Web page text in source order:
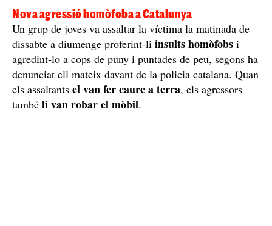
Nova agressió homòfoba a Catalunya
Un grup de joves va assaltar la víctima la matinada de
dissabte a diumenge proferint-li insults homòfobs i
agredint-lo a cops de puny i puntades de peu, segons ha
denunciat ell mateix davant de la policia catalana. Quan
els assaltants el van fer caure a terra, els agressors
també li van robar el mòbil.